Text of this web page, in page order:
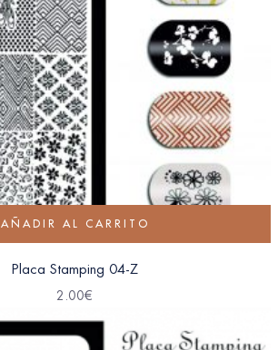
AÑADIR AL CARRITO
Placa Stamping 04-Z
2.00€